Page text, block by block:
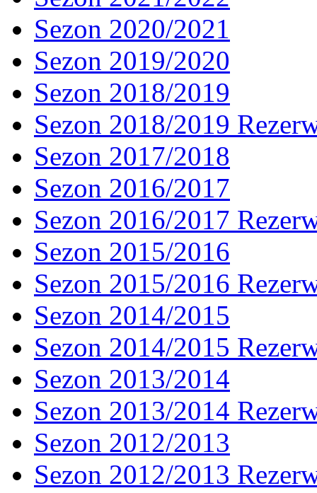
Sezon 2020/2021
Sezon 2019/2020
Sezon 2018/2019
Sezon 2018/2019
Sezon 2017/2018
Sezon 2016/2017
Sezon 2016/2017
Sezon 2015/2016
Sezon 2015/2016
Sezon 2014/2015
Sezon 2014/2015
Sezon 2013/2014
Sezon 2013/2014
Sezon 2012/2013
Sezon 2012/2013